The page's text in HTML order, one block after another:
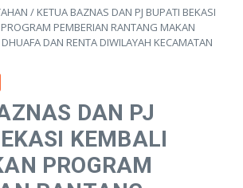
/ KETUA BAZNAS DAN PJ BUPATI BEKASI
PEMBERIAN RANTANG MAKAN
DAN RENTA DIWILAYAH KECAMATAN
DAN PJ
KEMBALI
PROGRAM